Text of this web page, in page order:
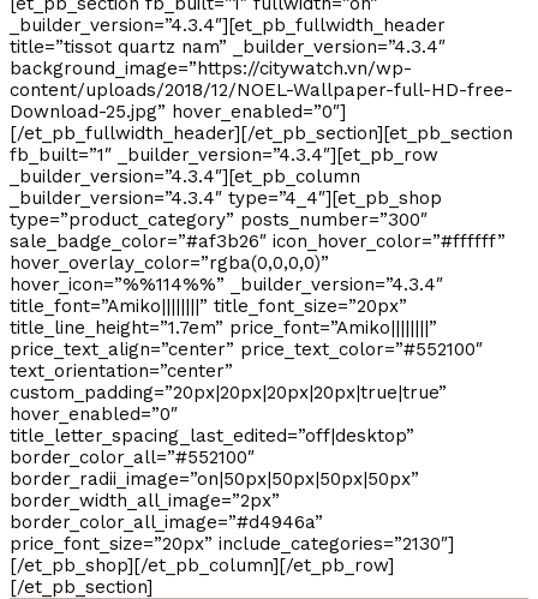
_builder_version=”4.3.4″][et_pb_fullwidth_header
title=”tissot quartz nam” _builder_version=”4.3.4″
background_image=”https://citywatch.vn/wp-
content/uploads/2018/12/NOEL-Wallpaper-full-HD-free-
Download-25.jpg” hover_enabled=”0″]
[/et_pb_fullwidth_header][/et_pb_section][et_pb_section
fb_built=”1″ _builder_version=”4.3.4″][et_pb_row
_builder_version=”4.3.4″][et_pb_column
_builder_version=”4.3.4″ type=”4_4″][et_pb_shop
type=”product_category” posts_number=”300″
sale_badge_color=”#af3b26″ icon_hover_color=”#ffffff”
hover_overlay_color=”rgba(0,0,0,0)”
hover_icon=”%%114%%” _builder_version=”4.3.4″
title_font=”Amiko||||||||” title_font_size=”20px”
title_line_height=”1.7em” price_font=”Amiko||||||||”
price_text_align=”center” price_text_color=”#552100″
text_orientation=”center”
custom_padding=”20px|20px|20px|20px|true|true”
hover_enabled=”0″
title_letter_spacing_last_edited=”off|desktop”
border_color_all=”#552100″
border_radii_image=”on|50px|50px|50px|50px”
border_width_all_image=”2px”
border_color_all_image=”#d4946a”
price_font_size=”20px” include_categories=”2130″]
[/et_pb_shop][/et_pb_column][/et_pb_row]
[/et_pb_section]